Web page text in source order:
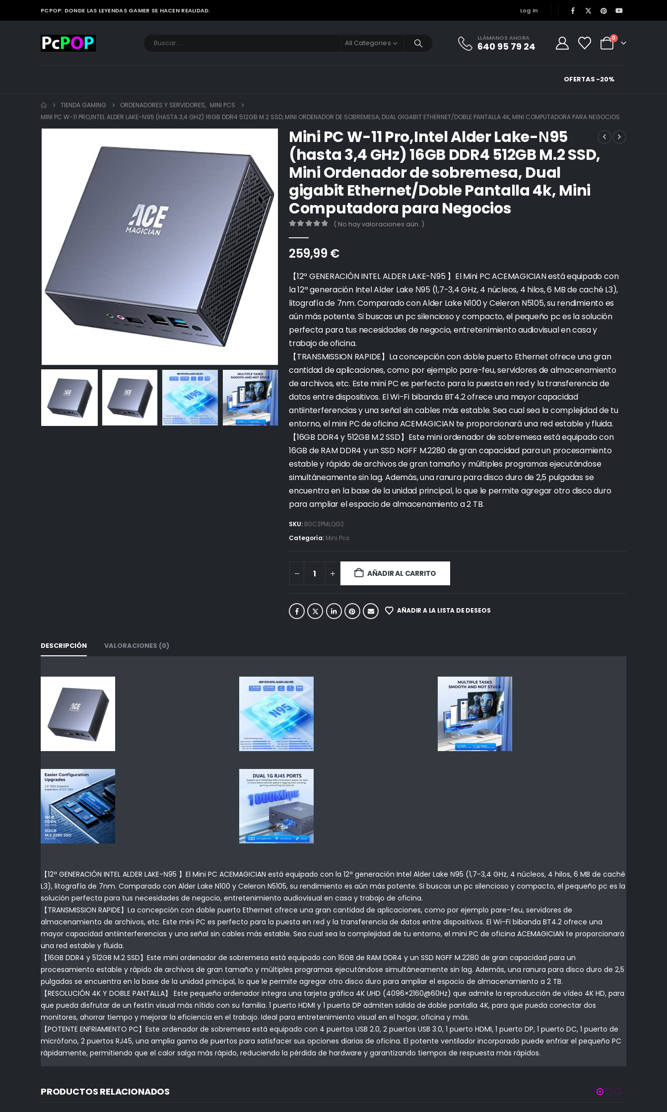
PCPOP: DONDE LAS LEYENDAS GAMER SE HACEN REALIDAD. Log In
All Categories
LLÁMANOS AHORA
640 95 79 24
0
OFERTAS -20%
TIENDA GAMING ORDENADORES Y SERVIDORES, MINI PCS
MINI PC W-11 PRO,INTEL ALDER LAKE-Ν95 (HASTA 3,4 GHZ) 16GB DDR4 512GB M.2 SSD, MINI ORDENADOR DE SOBREMESA, DUAL GIGABIT ETHERNET/DOBLE PANTALLA 4K, MINI COMPUTADORA PARA NEGOCIOS
Mini PC W-11 Pro,Intel Alder Lake-Ν95
(hasta 3,4 GHz) 16GB DDR4 512GB M.2 SSD,
Mini Ordenador de sobremesa, Dual
gigabit Ethernet/Doble Pantalla 4k, Mini
Computadora para Negocios
( No hay valoraciones aún. )
259,99 €
【12ª GENERACIÓN INTEL ALDER LAKE-Ν95 】El Mini PC ACEMAGICIAN está equipado con
la 12ª generación Intel Alder Lake Ν95 (1,7-3,4 GHz, 4 núcleos, 4 hilos, 6 MB de caché L3),
litografía de 7nm. Comparado con Alder Lake N100 y Celeron N5105, su rendimiento es
aún más potente. Si buscas un pc silencioso y compacto, el pequeño pc es la solución
perfecta para tus necesidades de negocio, entretenimiento audiovisual en casa y
trabajo de oficina.
【TRANSMISSION RAPIDE】La concepción con doble puerto Ethernet ofrece una gran
cantidad de aplicaciones, como por ejemplo pare-feu, servidores de almacenamiento
de archivos, etc. Este mini PC es perfecto para la puesta en red y la transferencia de
datos entre dispositivos. El Wi-Fi bibanda BT4.2 ofrece una mayor capacidad
antiinterferencias y una señal sin cables más estable. Sea cual sea la complejidad de tu
entorno, el mini PC de oficina ACEMAGICIAN te proporcionará una red estable y fluida.
【16GB DDR4 y 512GB M.2 SSD】Este mini ordenador de sobremesa está equipado con
16GB de RAM DDR4 y un SSD NGFF M.2280 de gran capacidad para un procesamiento
estable y rápido de archivos de gran tamaño y múltiples programas ejecutándose
simultáneamente sin lag. Además, una ranura para disco duro de 2,5 pulgadas se
encuentra en la base de la unidad principal, lo que le permite agregar otro disco duro
para ampliar el espacio de almacenamiento a 2 TB.
SKU: B0C2PMLQG2
Categoría: Mini Pcs
AÑADIR AL CARRITO
AÑADIR A LA LISTA DE DESEOS
DESCRIPCIÓN VALORACIONES (0)
【12ª GENERACIÓN INTEL ALDER LAKE-Ν95 】El Mini PC ACEMAGICIAN está equipado con la 12ª generación Intel Alder Lake Ν95 (1,7-3,4 GHz, 4 núcleos, 4 hilos, 6 MB de caché
L3), litografía de 7nm. Comparado con Alder Lake N100 y Celeron N5105, su rendimiento es aún más potente. Si buscas un pc silencioso y compacto, el pequeño pc es la
solución perfecta para tus necesidades de negocio, entretenimiento audiovisual en casa y trabajo de oficina.
【TRANSMISSION RAPIDE】La concepción con doble puerto Ethernet ofrece una gran cantidad de aplicaciones, como por ejemplo pare-feu, servidores de
almacenamiento de archivos, etc. Este mini PC es perfecto para la puesta en red y la transferencia de datos entre dispositivos. El Wi-Fi bibanda BT4.2 ofrece una
mayor capacidad antiinterferencias y una señal sin cables más estable. Sea cual sea la complejidad de tu entorno, el mini PC de oficina ACEMAGICIAN te proporcionará
una red estable y fluida.
【16GB DDR4 y 512GB M.2 SSD】Este mini ordenador de sobremesa está equipado con 16GB de RAM DDR4 y un SSD NGFF M.2280 de gran capacidad para un
procesamiento estable y rápido de archivos de gran tamaño y múltiples programas ejecutándose simultáneamente sin lag. Además, una ranura para disco duro de 2,5
pulgadas se encuentra en la base de la unidad principal, lo que le permite agregar otro disco duro para ampliar el espacio de almacenamiento a 2 TB.
【RESOLUCIÓN 4K Y DOBLE PANTALLA】 Este pequeño ordenador integra una tarjeta gráfica 4K UHD (4096×2160@60Hz) que admite la reproducción de vídeo 4K HD, para
que pueda disfrutar de un festín visual más nítido con su familia. 1 puerto HDMI y 1 puerto DP admiten salida de doble pantalla 4K, para que pueda conectar dos
monitores, ahorrar tiempo y mejorar la eficiencia en el trabajo. Ideal para entretenimiento visual en el hogar, oficina y más.
【POTENTE ENFRIAMIENTO PC】Este ordenador de sobremesa está equipado con 4 puertos USB 2.0, 2 puertos USB 3.0, 1 puerto HDMI, 1 puerto DP, 1 puerto DC, 1 puerto de
micrófono, 2 puertos RJ45, una amplia gama de puertos para satisfacer sus opciones diarias de oficina. El potente ventilador incorporado puede enfriar el pequeño PC
rápidamente, permitiendo que el calor salga más rápido, reduciendo la pérdida de hardware y garantizando tiempos de respuesta más rápidos.
PRODUCTOS RELACIONADOS